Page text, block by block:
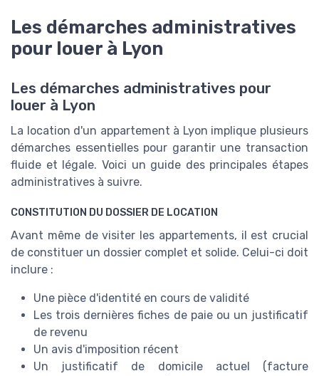
Les démarches administratives
pour louer à Lyon
Les démarches administratives pour
louer à Lyon
La location d'un appartement à Lyon implique plusieurs
démarches essentielles pour garantir une transaction
fluide et légale. Voici un guide des principales étapes
administratives à suivre.
CONSTITUTION DU DOSSIER DE LOCATION
Avant même de visiter les appartements, il est crucial
de constituer un dossier complet et solide. Celui-ci doit
inclure :
Une pièce d'identité en cours de validité
Les trois dernières fiches de paie ou un justificatif
de revenu
Un avis d'imposition récent
Un justificatif de domicile actuel (facture